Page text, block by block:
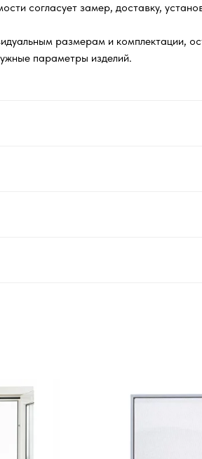
согласует замер, доставку,
размерам и комплектации,
параметры изделий.